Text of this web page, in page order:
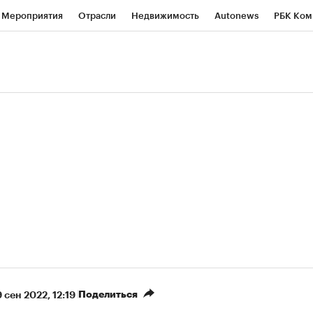
Мероприятия Отрасли Недвижимость Autonews РБК
сен 2022, 12:19 Поделиться